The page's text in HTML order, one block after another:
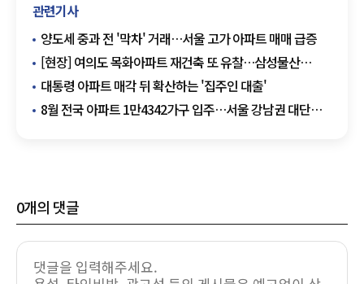
관련기사
양도세 중과 전 '막차' 거래…서울 고가 아파트 매매 급증
[현장] 여의도 목화아파트 재건축 또 유찰…삼성물산
무혈입성 청신호
대통령 아파트 매각 뒤 확산하는 '집주인 대출'
8월 전국 아파트 1만4342가구 입주…서울 강남권 대단지
0개의 댓글